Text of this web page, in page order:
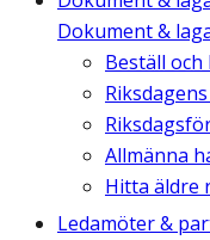
Dokument &
Beställ och
Allmänna
Hitta äldre
Ledamöter &